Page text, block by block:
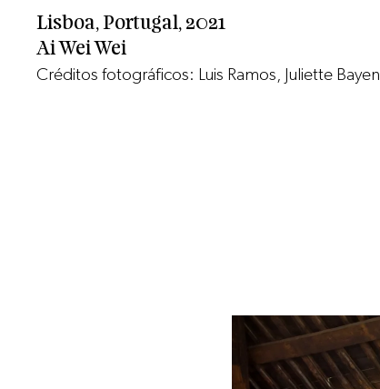
Lisboa, Portugal, 2021
Ai Wei Wei
Créditos fotográficos: Luis Ramos, Juliette Bayen